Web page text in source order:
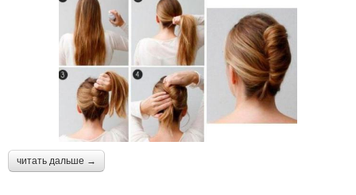
читать дальше →